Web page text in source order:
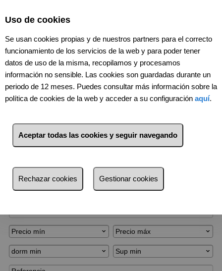
Venta Alquiler
Provincia
Localidad
Precio mín Precio máx
dorm min Sup min
Uso de cookies
Se usan cookies propias y de nuestros partners para el correcto
funcionamiento de los servicios de la web y para poder tener
datos de uso de la misma, recopilamos y procesamos
información no sensible. Las cookies son guardadas durante un
periodo de 12 meses. Puedes consultar más información sobre la
política de cookies de la web y acceder a su configuración aquí.
Aceptar todas las cookies y seguir navegando
Rechazar cookies Gestionar cookies